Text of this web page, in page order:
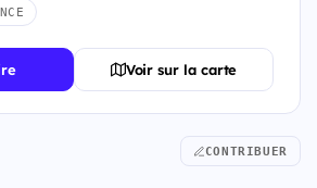
Voir sur la carte
CONTRIBUER